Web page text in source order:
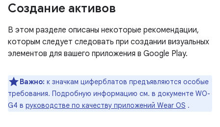
Создание активов
В этом разделе описаны некоторые рекомендации,
которым следует следовать при создании визуальных
элементов для вашего приложения в Google Play.
Важно: к значкам циферблатов предъявляются особые
требования. Подробную информацию см. в документе WO-
G4 в руководстве по качеству приложений Wear OS .